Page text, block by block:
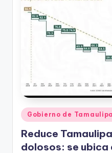
Publicado
en
Gobierno de
Reduce
dolosos: se ubica